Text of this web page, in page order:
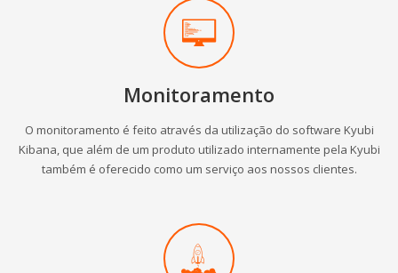
Monitoramento
O monitoramento é feito através da utilização do software Kyubi
Kibana, que além de um produto utilizado internamente pela Kyubi
também é oferecido como um serviço aos nossos clientes.